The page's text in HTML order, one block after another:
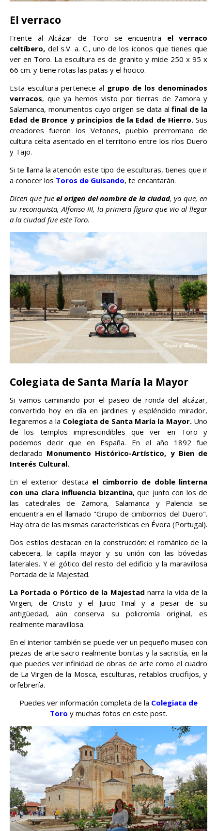
El verraco
Frente al Alcázar de Toro se encuentra el verraco
celtíbero, del s.V. a. C., uno de los iconos que tienes que
ver en Toro. La escultura es de granito y mide 250 x 95 x
66 cm. y tiene rotas las patas y el hocico.
Esta escultura pertenece al grupo de los denominados
verracos, que ya hemos visto por tierras de Zamora y
Salamanca, monumentos cuyo origen se data alfinal de la
Edad de Bronce y principios de la Edad de Hierro. Sus
creadores fueron los Vetones, pueblo prerromano de
cultura celta asentado en el territorio entre los ríos Duero
y Tajo.
Si te llama la atención este tipo de esculturas, tienes que ir
a conocer los Toros de Guisando, te encantarán.
Dicen que fue el origen del nombre de la ciudad, ya que, en
su reconquista, Alfonso III, la primera figura que vio al llegar
a la ciudad fue este Toro.
Colegiata de Santa María la Mayor
Si vamos caminando por el paseo de ronda del alcázar,
convertido hoy en día en jardines y espléndido mirador,
llegaremos a la Colegiata de Santa María la Mayor.Uno
de los templos imprescindibles que ver en Toro y
podemos decir que en España. En el año 1892 fue
declarado Monumento Histórico-Artístico, y Bien de
Interés Cultural.
En el exterior destaca el cimborrio de doble linterna
con una clara influencia bizantina, que junto con los de
las catedrales de Zamora, Salamanca y Palencia se
encuentra en el llamado "Grupo de cimborrios del Duero".
Hay otra de las mismas características en Évora (Portugal).
Dos estilos destacan en la construcción: el románico de la
cabecera, la capilla mayor y su unión con las bóvedas
laterales. Y el gótico del resto del edificio y la maravillosa
Portada de la Majestad.
La Portada o Pórtico de la Majestad narra la vida de la
Virgen, de Cristo y el Juicio Final y a pesar de su
antigüedad, aún conserva su policromía original, es
realmente maravillosa.
En el interior también se puede ver un pequeño museo con
piezas de arte sacro realmente bonitas y la sacristía, en la
que puedes ver infinidad de obras de arte como el cuadro
de La Virgen de la Mosca, esculturas, retablos crucifijos, y
orfebrería.
Puedes ver información completa de la Colegiata de
Toro y muchas fotos en este post.